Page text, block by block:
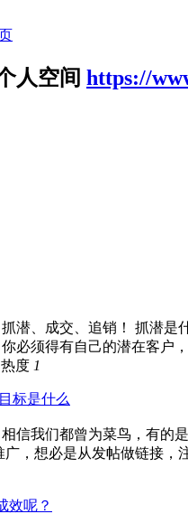
人空间 https://
潜、成交、追销！ 抓潜
必须得有自己的潜在客户
热度 1
标是什么
信我们都曾为菜鸟，有的
想必是从发帖做链接，注
效呢？